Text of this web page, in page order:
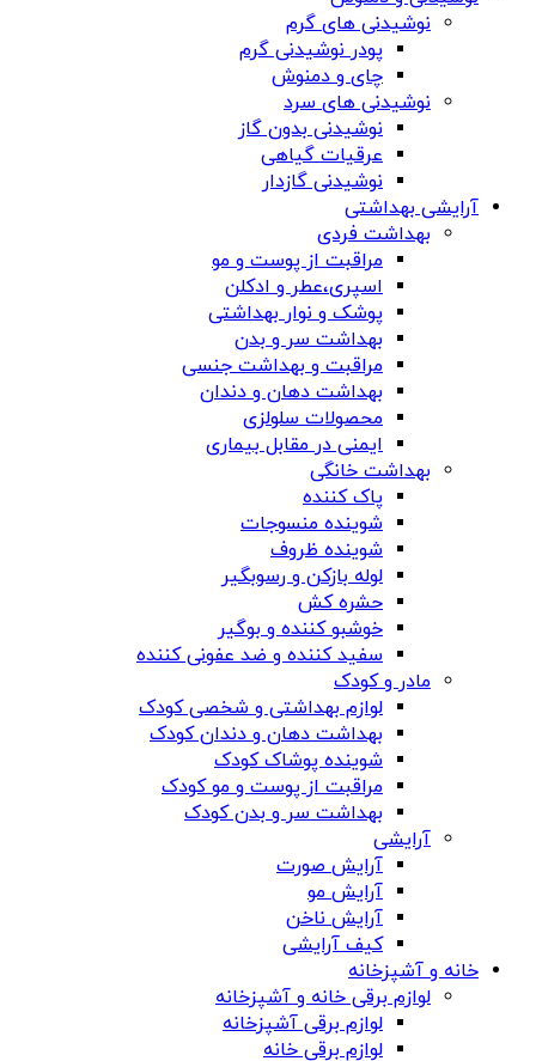
نوشیدنی های گرم
پودر نوشیدنی گرم
چای و دمنوش
نوشیدنی های سرد
نوشیدنی بدون گاز
عرقیات گیاهی
نوشیدنی گازدار
آرایشی بهداشتی
بهداشت فردی
مراقبت از پوست و مو
اسپری،عطر و ادکلن
پوشک و نوار بهداشتی
بهداشت سر و بدن
مراقبت و بهداشت جنسی
بهداشت دهان و دندان
محصولات سلولزی
ایمنی در مقابل بیماری
بهداشت خانگی
پاک کننده
شوینده منسوجات
شوینده ظروف
لوله بازکن و رسوبگیر
حشره کش
خوشبو کننده و بوگیر
سفید کننده و ضد عفونی کننده
مادر و کودک
لوازم بهداشتی و شخصی کودک
بهداشت دهان و دندان کودک
شوینده پوشاک کودک
مراقبت از پوست و مو کودک
بهداشت سر و بدن کودک
آرایشی
آرایش صورت
آرایش مو
آرایش ناخن
کیف آرایشی
خانه و آشپزخانه
لوازم برقی خانه و آشپزخانه
لوازم برقی آشپزخانه
لوازم برقی خانه